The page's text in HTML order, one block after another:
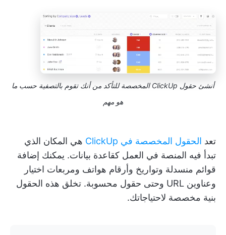
أنشئ حقول ClickUp المخصصة للتأكد من أنك تقوم بالتصفية حسب ما
هو مهم
تعد الحقول المخصصة في ClickUp
هي المكان الذي
تبدأ فيه المنصة في العمل كقاعدة بيانات. يمكنك إضافة
قوائم منسدلة وتواريخ وأرقام هواتف ومربعات اختيار
وعناوين URL وحتى حقول محسوبة. تخلق هذه الحقول
بنية مخصصة لاحتياجاتك.